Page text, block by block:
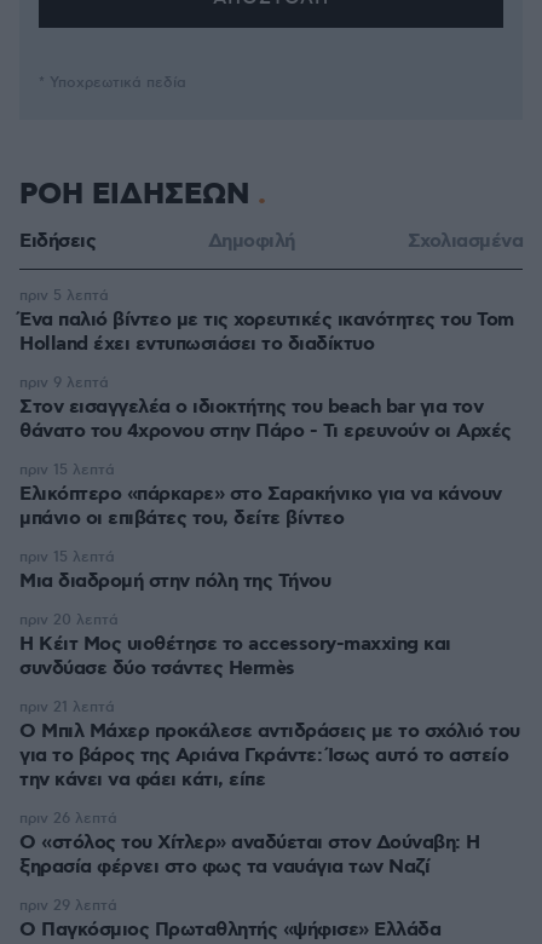
* Υποχρεωτικά πεδία
ΡΟΗ ΕΙΔΗΣΕΩΝ
Ειδήσεις Δημοφιλή Σχολιασμένα
Ένα παλιό βίντεο με τις χορευτικές ικανότητες του Tom
Holland έχει εντυπωσιάσει το διαδίκτυο
πριν 5 λεπτά
Στον εισαγγελέα ο ιδιοκτήτης του beach bar για τον
θάνατο του 4χρονου στην Πάρο - Τι ερευνούν οι Αρχές
πριν 9 λεπτά
Ελικόπτερο «πάρκαρε» στο Σαρακήνικο για να κάνουν
μπάνιο οι επιβάτες του, δείτε βίντεο
πριν 15 λεπτά
Μια διαδρομή στην πόλη της Τήνου
πριν 15 λεπτά
Η Κέιτ Μος υιοθέτησε τo accessory-maxxing και
συνδύασε δύο τσάντες Hermès
πριν 20 λεπτά
Ο Μπιλ Μάχερ προκάλεσε αντιδράσεις με το σχόλιό του
για το βάρος της Αριάνα Γκράντε: Ίσως αυτό το αστείο
την κάνει να φάει κάτι, είπε
πριν 21 λεπτά
Ο «στόλος του Χίτλερ» αναδύεται στον Δούναβη: Η
ξηρασία φέρνει στο φως τα ναυάγια των Ναζί
πριν 26 λεπτά
Ο Παγκόσμιος Πρωταθλητής «ψήφισε» Ελλάδα
πριν 29 λεπτά